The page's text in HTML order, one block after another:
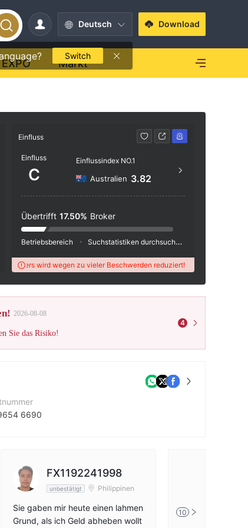
Deutsch
Switch
Download
EXPO Markt
Einfluss
Einfluss
C
Einflussindex NO.1
Australien 3.82
Übertrifft 17.50% Broker
Betriebsbereich Suchstatistiken durchsuchen
Brokers wird wegen zu vieler Beschwerden reduziert! Die Note dieses
2026-08-08
Sie das Risiko!
4
6690
FX1192241998
unbestätigt Philippinen
Sie gaben mir heute einen lahmen
Grund, als ich Geld abheben wollt
Diese Firma
10